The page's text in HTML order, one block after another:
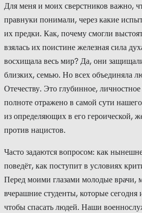
Для меня и моих сверстников важно,
правнуки понимали, через какие
их предки. Как, почему смогли
взялась их поистине железная сила
восхищала весь мир? Да, они
близких, семью. Но всех объединяла
Отечеству. Это глубинное,
полноте отражено в самой сути
из определяющих в его героической,
против нацистов.
Часто задаются вопросом: как
поведёт, как поступит в условиях
Перед моими глазами молодые врачи,
вчерашние студенты, которые сегодня
чтобы спасать людей. Наши